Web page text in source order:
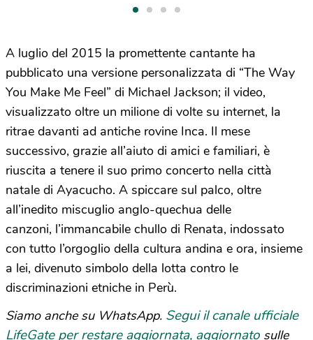
A luglio del 2015 la promettente cantante ha
pubblicato una versione personalizzata di “The Way
You Make Me Feel” di Michael Jackson; il video,
visualizzato oltre un milione di volte su internet, la
ritrae davanti ad antiche rovine Inca. Il mese
successivo, grazie all’aiuto di amici e familiari, è
riuscita a tenere il suo primo concerto nella città
natale di Ayacucho. A spiccare sul palco, oltre
all’inedito miscuglio anglo-quechua delle
canzoni, l’immancabile chullo di Renata, indossato
con tutto l’orgoglio della cultura andina e ora, insieme
a lei, divenuto simbolo della lotta contro le
discriminazioni etniche in Perù.
Siamo anche su WhatsApp. Segui il canale ufficiale
LifeGate per restare aggiornata, aggiornato sulle